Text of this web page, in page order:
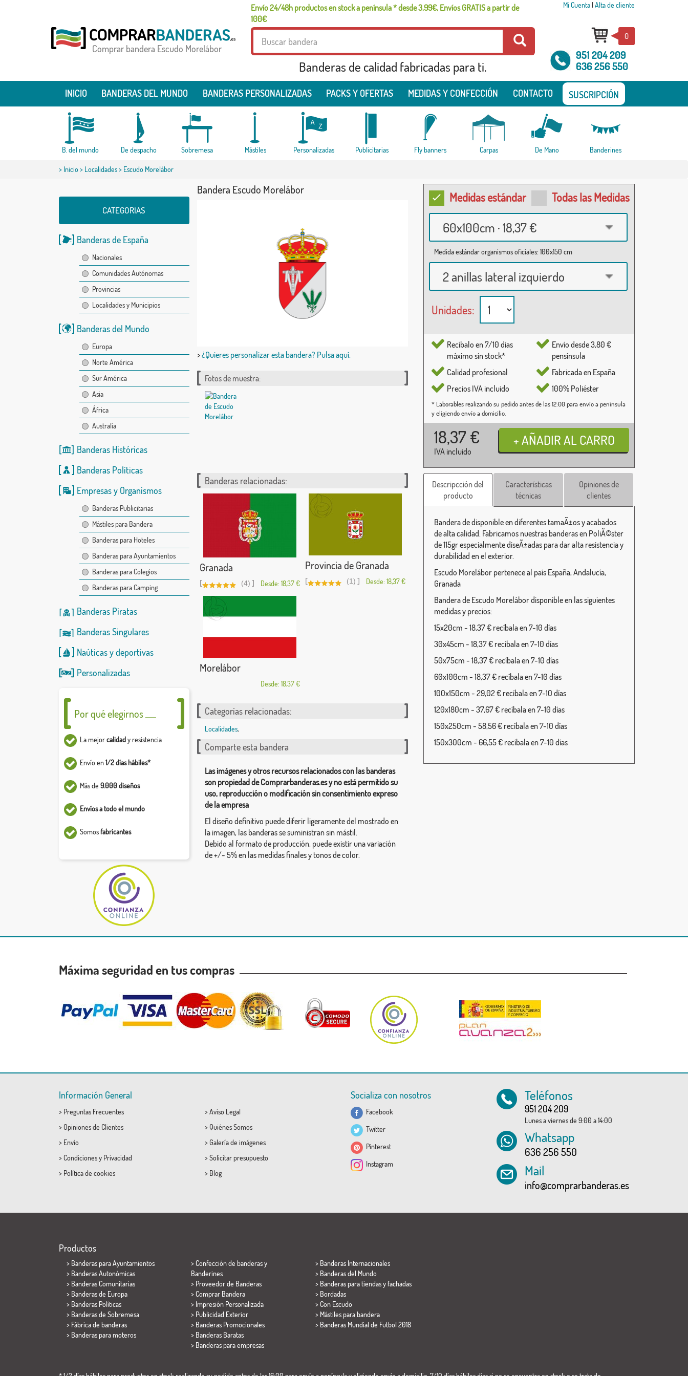
Envío 24/48h productos en stock a península * desde 3,99€, Envíos GRATIS a partir de
100€
Mi Cuenta| Alta de cliente
Comprar bandera Escudo Morelábor
Banderas de calidad fabricadas para ti.
0
951 204 209
636 256 550
INICIO BANDERAS DEL MUNDO BANDERAS PERSONALIZADAS PACKS Y OFERTAS MEDIDAS Y CONFECCIÓN CONTACTO SUSCRIPCIÓN
B. del mundo De despacho Sobremesa Mástiles Personalizadas Publicitarias Fly banners Carpas De Mano Banderines
> Inicio> Localidades> Escudo Morelábor
CATEGORIAS
Banderas de España
Nacionales
Comunidades Autónomas
Provincias
Localidades y Municipios
Banderas del Mundo
Europa
Norte América
Sur América
Asia
África
Australia
Banderas Históricas
Banderas Políticas
Empresas y Organismos
Banderas Publicitarias
Mástiles para Bandera
Banderas para Hoteles
Banderas para Ayuntamientos
Banderas para Colegios
Banderas para Camping
Banderas Piratas
Banderas Singulares
Naúticasydeportivas
Personalizadas
Por qué elegirnos ___
La mejorcalidady resistencia
Envío en1/2 días hábiles*
Más de 9.000 diseños
Envíos a todo el mundo
Somosfabricantes
Bandera Escudo Morelábor
>¿Quieres personalizar esta bandera? Pulsa aquí.
Fotos de muestra:
Medidas estándar Todas las Medidas
60x100cm · 18,37 €
Medida estándar organismos oficiales: 100x150 cm
2 anillas lateral izquierdo
Unidades:
Recíbalo en 7/10 días
máximo sin stock*
Calidad profesional
Precios IVA incluido
Envío desde 3,80 €
pensínsula
Fabricada en España
100% Poliéster
* Laborables realizando su pedido antes de las 12:00 para envío a península
y eligiendo envío a domicilio.
18,37 €
IVA incluido
Banderas relacionadas:
Granada
[ (4) ] Desde: 18,37 €
Provincia de Granada
[ (1) ] Desde: 18,37 €
Morelábor
Desde: 18,37 €
Categorías relacionadas:
Localidades,
Comparte esta bandera
Las imágenes y otros recursos relacionados con las banderas
son propiedad de Comprarbanderas.es y no está permitido su
uso, reproducción o modificación sin consentimiento expreso
de la empresa
El diseño definitivo puede diferir ligeramente del mostrado en
la imagen, las banderas se suministran sin mástil.
Debido al formato de producción, puede existir una variación
de +/- 5% en las medidas finales y tonos de color.
Descripcción del
producto
Características
técnicas
Opiniones de
clientes
Bandera de disponible en diferentes tamaÃ±os y acabados
de alta calidad. Fabricamos nuestras banderas en PoliÃ©ster
de 115gr especialmente diseÃ±adas para dar alta resistencia y
durabilidad en el exterior.
Escudo Morelábor pertenece al país España, Andalucía,
Granada
Bandera de Escudo Morelábor disponible en las siguientes
medidas y precios:
15x20cm - 18,37 € recíbala en 7-10 días
30x45cm - 18,37 € recíbala en 7-10 días
50x75cm - 18,37 € recíbala en 7-10 días
60x100cm - 18,37 € recíbala en 7-10 días
100x150cm - 29,02 € recíbala en 7-10 días
120x180cm - 37,67 € recíbala en 7-10 días
150x250cm - 58,56 € recíbala en 7-10 días
150x300cm - 66,55 € recíbala en 7-10 días
Máxima seguridad en tus compras
Información General
> Preguntas Frecuentes
> Opiniones de Clientes
> Envío
> Condicionesy Privacidad
> Política de cookies
> Aviso Legal
> Quiénes Somos
> Galería de imágenes
> Solicitar presupuesto
> Blog
Socializa con nosotros
Facebook
Twitter
Pinterest
Instagram
Teléfonos
951 204 209
Lunes a viernes de 9:00 a 14:00
Whatsapp
636 256 550
Mail
info@comprarbanderas.es
Productos
> Banderas para Ayuntamientos
> Banderas Autonómicas
> Banderas Comunitarias
> Banderas de Europa
> Banderas Políticas
> Banderas de Sobremesa
> Fábrica de banderas
> Banderas para moteros
> Confección de banderas y
Banderines
> Proveedor de Banderas
> Comprar Bandera
> Impresión Personalizada
> Publicidad Exterior
> Banderas Promocionales
> Banderas Baratas
> Banderas para empresas
> Banderas Internacionales
> Banderas del Mundo
> Banderas para tiendas y fachadas
> Bordadas
> Con Escudo
> Mástiles para bandera
> Banderas Mundial de Futbol 2018